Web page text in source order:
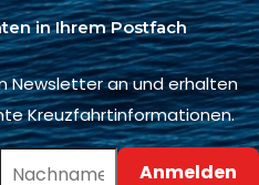
in Ihrem Postfach
Newsletter an und erhalten
Kreuzfahrtinformationen.